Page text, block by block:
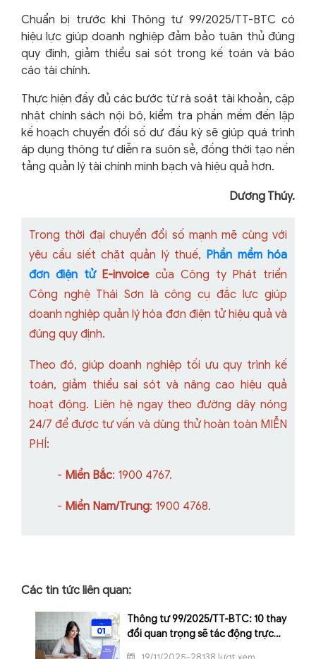
Chuẩn bị trước khi Thông tư 99/2025/TT-BTC có
hiệu lực giúp doanh nghiệp đảm bảo tuân thủ đúng
quy định, giảm thiểu sai sót trong kế toán và báo
cáo tài chính.
Thực hiện đầy đủ các bước từ rà soát tài khoản, cập
nhật chính sách nội bộ, kiểm tra phần mềm đến lập
kế hoạch chuyển đổi số dư đầu kỳ sẽ giúp quá trình
áp dụng thông tư diễn ra suôn sẻ, đồng thời tạo nền
tảng quản lý tài chính minh bạch và hiệu quả hơn.
Dương Thúy.
Trong thời đại chuyển đổi số mạnh mẽ cùng với
yêu cầu siết chặt quản lý thuế, Phần mềm hóa
đơn điện tửE-invoicecủa Công ty Phát triển
Công nghệ Thái Sơn là công cụ đắc lực giúp
doanh nghiệp quản lý hóa đơn điện tử hiệu quả và
đúng quy định.
Theo đó, giúp doanh nghiệp tối ưu quy trình kế
toán, giảm thiểu sai sót và nâng cao hiệu quả
hoạt động. Liên hệ ngay theo đường dây nóng
24/7 để được tư vấn và dùng thử hoàn toàn MIỄN
PHÍ:
- Miền Bắc: 1900 4767.
- Miền Nam/Trung: 1900 4768.
Các tin tức liên quan:
Thông tư 99/2025/TT-BTC: 10 thay
đổi quan trọng sẽ tác động trực